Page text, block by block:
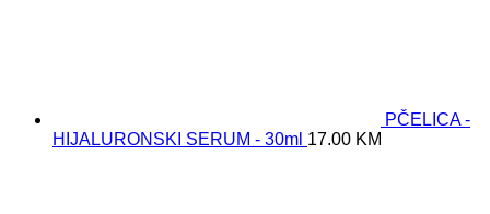
PČELICA -
HIJALURONSKI SERUM - 30ml 17.00 KM